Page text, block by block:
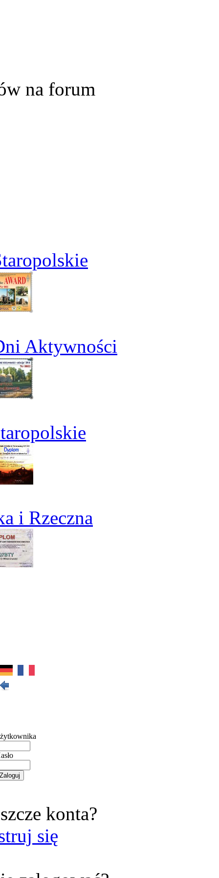
na forum
Aktywności
i Rzeczna
konta?
się